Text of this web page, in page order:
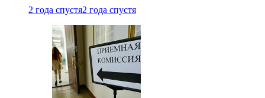
2 года спустя2 года спустя